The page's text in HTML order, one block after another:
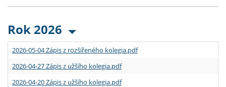
Rok 2026
2026-05-04 Zápis z rozšířeného kolegia.pdf
2026-04-27 Zápis z užšího kolegia.pdf
2026-04-20 Zápis z užšího kolegia.pdf